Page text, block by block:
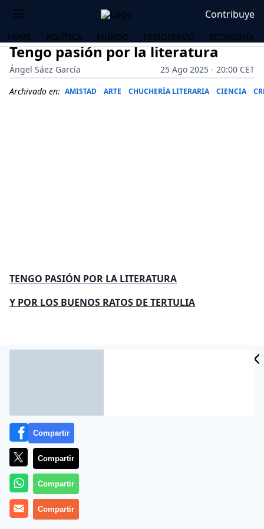
Contribuye
HOME POLÍTICA MUNDO PERIODISMO ECONOMÍA
Tengo pasión por la literatura
Ángel Sáez García
25 Ago 2025 - 20:00 CET
Archivado en: AMISTAD ARTE CHUCHERÍA LITERARIA CIENCIA
TENGO PASIÓN POR LA LITERATURA
Y POR LOS BUENOS RATOS DE TERTULIA
A quienes aquilatan el hotel “Río Asón”, de Ramales,
Tengo pasión por la literatura.
Los libros de una excelsa biblioteca
Ayudaron a verla como meca,
Inagotable fuente de cultura.
Compartir
Compartir
Compartir
Compartir